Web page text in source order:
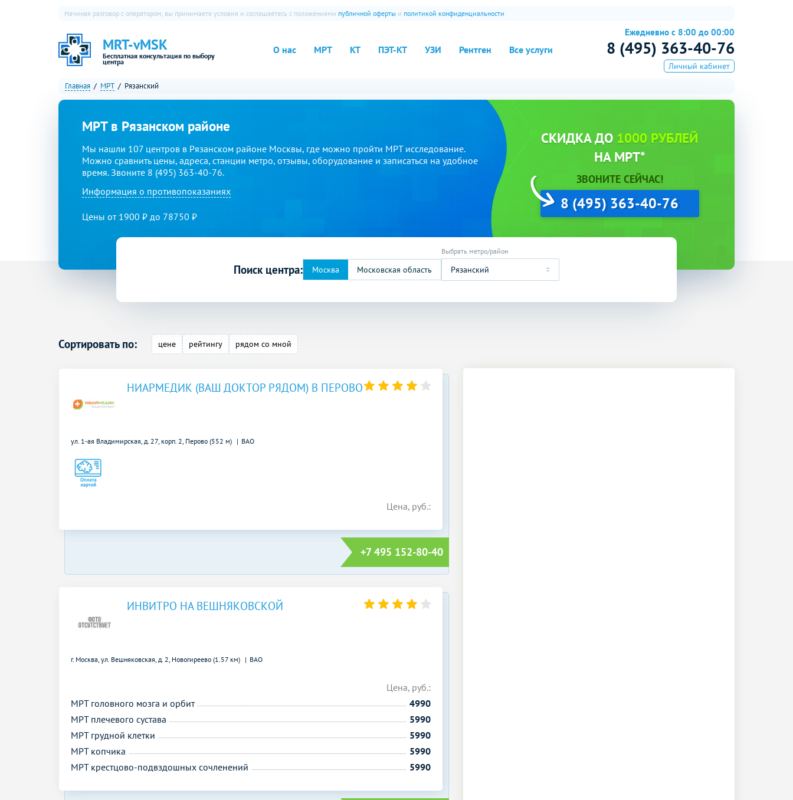
MRT-vMSK
Бесплатная консультация по выбору
центра
О нас МРТ КТ ПЭТ-КТ УЗИ Рентген Все услуги
Начиная разговор с оператором, вы принимаете условия и соглашаетесь с положениями публичной оферты и политикой конфиденциальности
Ежедневно с 8:00 до 00:00
8 (495) 363-40-76
Личный кабинет
Главная МРТ Рязанский
МРТ в Рязанском районе
Мы нашли 107 центров в Рязанском районе Москвы, где можно пройти МРТ исследование.
Можно сравнить цены, адреса, станции метро, отзывы, оборудование и записаться на удобное
время. Звоните 8 (495) 363-40-76.
Информация о противопоказаниях
Цены от 1900 ₽ до 78750 ₽
СКИДКА ДО 1000 РУБЛЕЙ
НА МРТ*
ЗВОНИТЕ СЕЙЧАС!
8 (495) 363-40-76
Поиск центра: Рязанский
Сортировать по: цене рейтингу рядом со мной
НИАРМЕДИК (ВАШ ДОКТОР РЯДОМ) В ПЕРОВО
ул. 1-ая Владимирская, д. 27, корп. 2, Перово (552 м) ВАО
Цена, руб.:
+7 495 152-80-40
ИНВИТРО НА ВЕШНЯКОВСКОЙ
г. Москва, ул. Вешняковская, д. 2, Новогиреево (1.57 км) ВАО
Цена, руб.:
МРТ головного мозга и орбит
4990
МРТ плечевого сустава
5990
МРТ грудной клетки
5990
МРТ копчика
5990
МРТ крестцово-подвздошных сочленений
5990